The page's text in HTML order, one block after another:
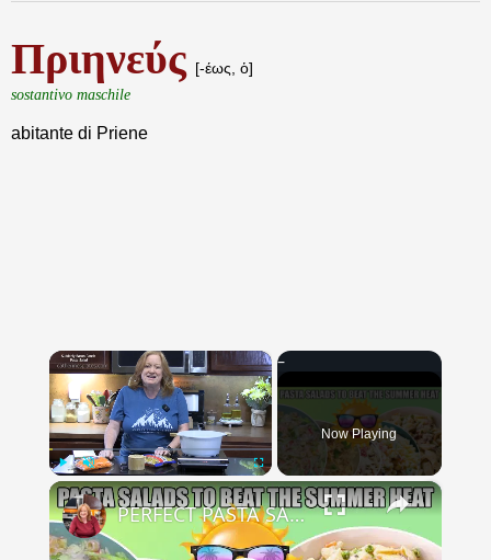
Πριηνεύς [-έως, ὁ]
sostantivo maschile
abitante di Priene
×
Play Unmute Fullscreen
Now Playing
×
PERFECT PASTA SALADS FOR YOUR SUMMER GET TOGETHERS